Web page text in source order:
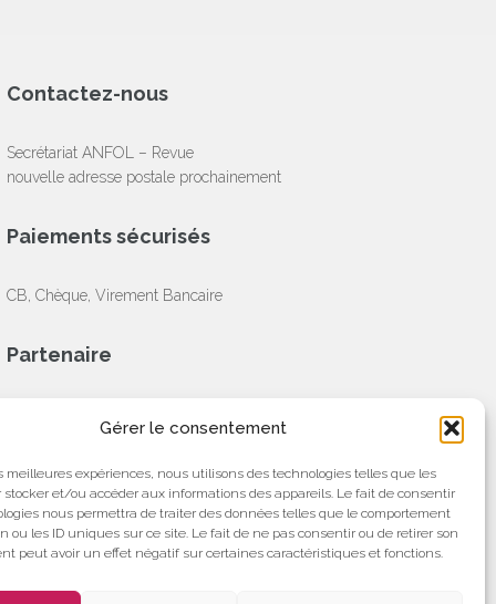
Gérer le consentement
meilleures expériences, nous utilisons des technologies telles que les
stocker et/ou accéder aux informations des appareils. Le fait de consentir
nous permettra de traiter des données telles que le comportement
ou les ID uniques sur ce site. Le fait de ne pas consentir ou de retirer son
peut avoir un effet négatif sur certaines caractéristiques et fonctions.
Contactez-nous
Secrétariat ANFOL – Revue
nouvelle adresse postale prochainement
Paiements sécurisés
CB, Chèque, Virement Bancaire
Partenaire